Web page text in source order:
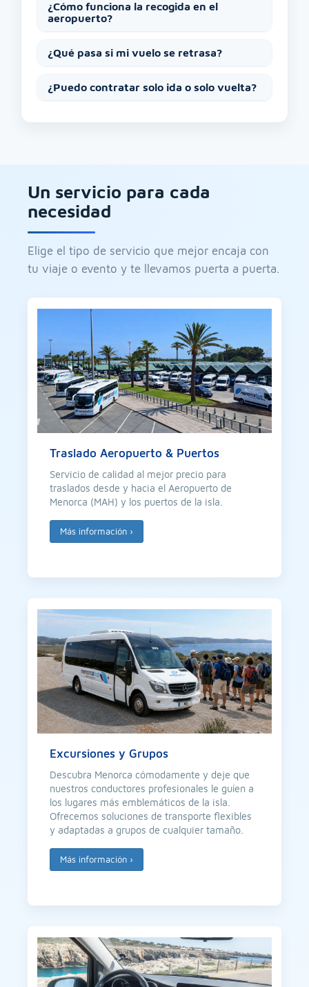
¿Cómo funciona la recogida en el
aeropuerto?
¿Qué pasa si mi vuelo se retrasa?
¿Puedo contratar solo ida o solo vuelta?
Un servicio para cada
necesidad
Elige el tipo de servicio que mejor encaja con
tu viaje o evento y te llevamos puerta a puerta.
Traslado Aeropuerto & Puertos
Servicio de calidad al mejor precio para
traslados desde y hacia el Aeropuerto de
Menorca (MAH) y los puertos de la isla.
Más información ›
Excursiones y Grupos
Descubra Menorca cómodamente y deje que
nuestros conductores profesionales le guíen a
los lugares más emblemáticos de la isla.
Ofrecemos soluciones de transporte flexibles
y adaptadas a grupos de cualquier tamaño.
Más información ›